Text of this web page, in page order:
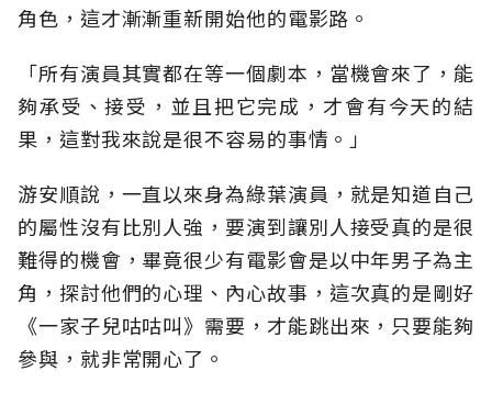
角色，這才漸漸重新開始他的電影路。
「所有演員其實都在等一個劇本，當機會來了，能
夠承受、接受，並且把它完成，才會有今天的結
果，這對我來說是很不容易的事情。」
游安順說，一直以來身為綠葉演員，就是知道自己
的屬性沒有比別人強，要演到讓別人接受真的是很
難得的機會，畢竟很少有電影會是以中年男子為主
角，探討他們的心理、內心故事，這次真的是剛好
《一家子兒咕咕叫》需要，才能跳出來，只要能夠
參與，就非常開心了。